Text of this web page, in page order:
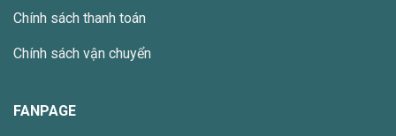
Chính sách thanh toán
Chính sách vận chuyển
FANPAGE